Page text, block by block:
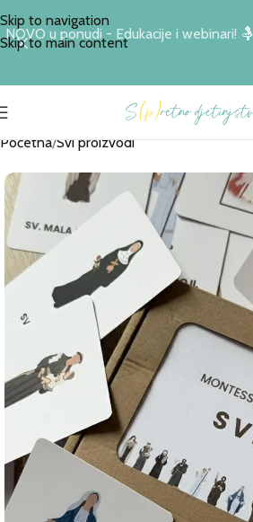
Skip to navigation
Skip to main content
NOVO u ponudi - Edukacije i webinari! 🤱
Početna/Svi proizvodi